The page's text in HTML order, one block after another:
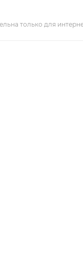
только для